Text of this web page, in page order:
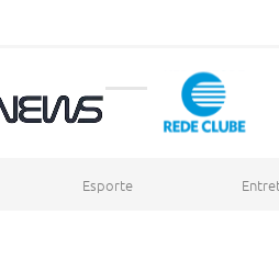
Esporte